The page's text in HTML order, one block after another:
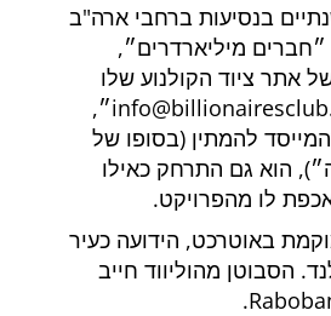
בנסיעות ברחבי ארה"ב
חברים מיליארדרים ,
אתר ציוד הקולנוע שלו
,
להמתין (בסופו של
), הוא גם התרחק כאילו
לו מהפרויקט.
באוטרכט, הידועה כעיר
הסבוטן מהוליווד חייב